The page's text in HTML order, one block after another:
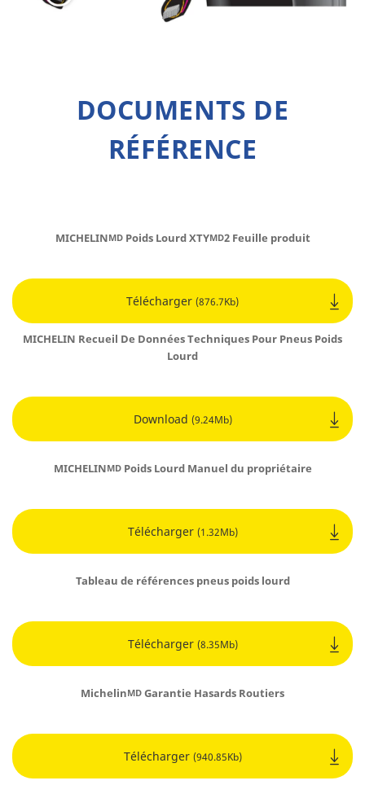
DOCUMENTS DE
RÉFÉRENCE
MICHELINMDPoids Lourd XTYMD2 Feuille produit
Télécharger (876.7Kb)
MICHELIN Recueil De Données Techniques Pour Pneus Poids
Lourd
Download (9.24Mb)
MICHELINMDPoids Lourd Manuel du propriétaire
Télécharger (1.32Mb)
Tableau de références pneus poids lourd
Télécharger (8.35Mb)
MichelinMD Garantie Hasards Routiers
Télécharger (940.85Kb)